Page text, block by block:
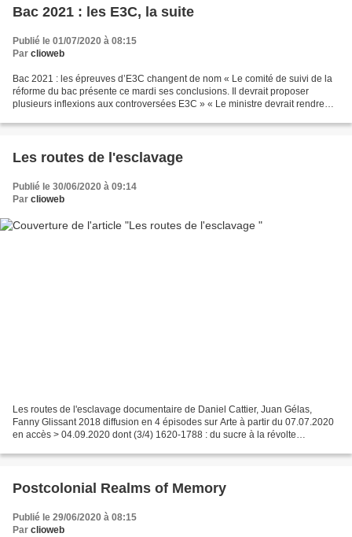
Bac 2021 : les E3C, la suite
Publié le 01/07/2020 à 08:15
Par clioweb
Bac 2021 : les épreuves d’E3C changent de nom « Le comité de suivi de la
réforme du bac présente ce mardi ses conclusions. Il devrait proposer
plusieurs inflexions aux controversées E3C » « Le ministre devrait rendre
bac-les-epreuves-changent-de-nom-30-06-2020-8344821.php...
Les routes de l'esclavage
Publié le 30/06/2020 à 09:14
Par clioweb
Les routes de l'esclavage documentaire de Daniel Cattier, Juan Gélas,
Fanny Glissant 2018 diffusion en 4 épisodes sur Arte à partir du 07.07.2020
en accès > 04.09.2020 dont (3/4) 1620-1788 : du sucre à la révolte
Postcolonial Realms of Memory
Publié le 29/06/2020 à 08:15
Par clioweb